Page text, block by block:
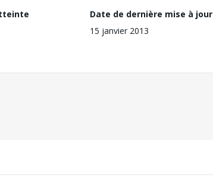
Date de dernière mise à jour
15 janvier 2013